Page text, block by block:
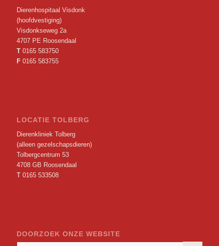
Dierenhospitaal Visdonk
(hoofdvestiging)
Visdonkseweg 2a
4707 PE Roosendaal
T 0165 583750
F 0165 583755
LOCATIE TOLBERG
Dierenkliniek Tolberg
(alleen gezelschapsdieren)
Tolbergcentrum 53
4708 GB Roosendaal
T 0165 533508
DOORZOEK ONZE WEBSITE